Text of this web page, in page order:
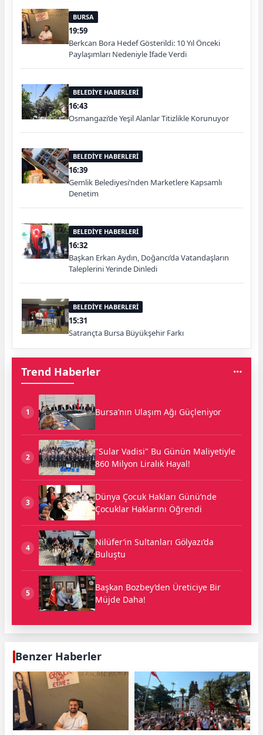
BURSA
19:59
Berkcan Bora Hedef Gösterildi: 10 Yıl Önceki
Paylaşımları Nedeniyle İfade Verdi
BELEDİYE HABERLERİ
16:43
Osmangazi’de Yeşil Alanlar Titizlikle Korunuyor
BELEDİYE HABERLERİ
16:39
Gemlik Belediyesi’nden Marketlere Kapsamlı
Denetim
BELEDİYE HABERLERİ
16:32
Başkan Erkan Aydın, Doğancı’da Vatandaşların
Taleplerini Yerinde Dinledi
BELEDİYE HABERLERİ
15:31
Satrançta Bursa Büyükşehir Farkı
Trend Haberler
1 Bursa’nın Ulaşım Ağı Güçleniyor
2
"Sular Vadisi" Bu Günün Maliyetiyle
860 Milyon Liralık Hayal!
3
Dünya Çocuk Hakları Günü’nde
Çocuklar Haklarını Öğrendi
4
Nilüfer’in Sultanları Gölyazı’da
Buluştu
5
Başkan Bozbey’den Üreticiye Bir
Müjde Daha!
Benzer Haberler